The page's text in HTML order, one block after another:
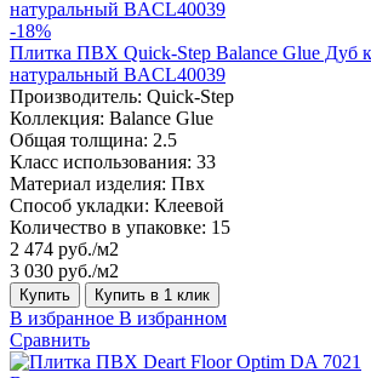
-18%
Плитка ПВХ Quick-Step Balance Glue Дуб
натуральный BACL40039
Производитель: Quick-Step
Коллекция: Balance Glue
Общая толщина: 2.5
Класс использования: 33
Материал изделия: Пвх
Способ укладки: Клеевой
Количество в упаковке: 15
2 474 руб./м2
3 030 руб./м2
Купить Купить в 1 клик
В избранное В избранном
Сравнить